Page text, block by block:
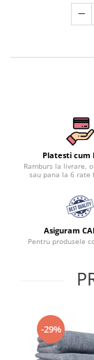
Set Lenjerie De
Pilota /
Set Lenjerie De
11 Piese,
Lenjerii Damasc
Lenjerii De Pat
Lenjerii De Pat,
Persoana
Platesti cum
Ramburs la livrare,
sau pana la 6 rate
Asiguram
Pentru produsele
-29%